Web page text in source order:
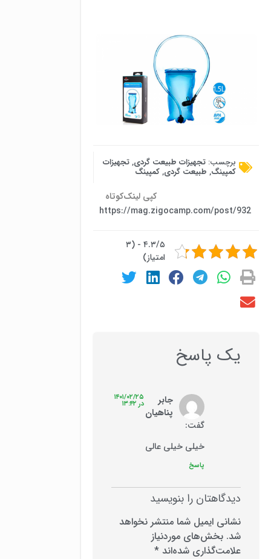
برچسب: تجهیزات طبیعت گردی,تجهیزات
کمپینگ, طبیعت گردی,کمپینگ
کپی لینک‌کوتاه
https://mag.zigocamp.com/post/932
۴.۳/۵ - (۳
امتیاز)
یک پاسخ
جابر
پناهیان
گفت:
۱۴۰۱/۰۲/۲۵
در ۱۳:۴۲
خیلی خیلی عالی
پاسخ
دیدگاهتان را بنویسید
نشانی ایمیل شما منتشر نخواهد
شد. بخش‌های موردنیاز
علامت‌گذاری شده‌اند *